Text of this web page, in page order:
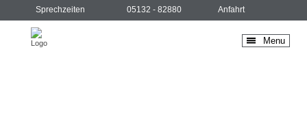
Sprechzeiten 05132 - 82880 Anfahrt
Menu